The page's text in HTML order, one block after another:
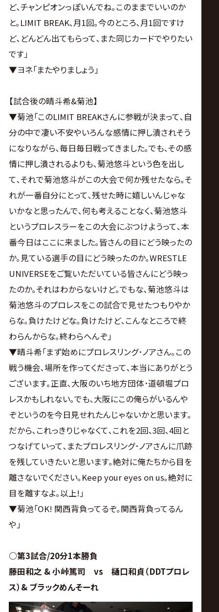
ど､チャンピオンっぽいんでね｡このままでいいのか
と｡LIMIT BREAK､月1回｡今のところ､月1回ですけ
ど､どんどん出てもらって､また同じカードでやりたい
です｣
▼ヨネ｢またやりましょう｣
【試合後の晴斗希&菊池】
▼菊池｢このLIMIT BREAKさんに参戦が決まって､自
分の中で凄い不安やいろんな感情に押し潰されそう
になりながら､毎日毎日戦ってきました｡でも､その感
情に押し潰されるよりも､菊池悠斗という色を出し
て､それで菊池悠斗がこの大会で何か残せたなら｡そ
れが一番自分にとって､残せた時に嬉しいんじゃな
いかなと思ったんで､何も考えることなく､菊池悠斗
というプロレスラーをこの大会にぶつけようって､本
番今日はここに来ました｡皆さんの目にどう映ったの
か｡見ている選手の目にどう映ったのか｡WRESTLE
UNIVERSEをご覧いただいている皆さんにどう映っ
たのか｡それはわからないけど｡でもな､菊池悠斗は
菊池悠斗のプロレスをこの試合で見せたつもりやか
らな｡負けたけどな｡負けたけど､こんなところで終
わらんからな｡終わらへんぞ｣
▼晴斗希｢まず始めにプロレスリング･ノアさん｡この
戦う機会､場所を作ってくださって､本当にありがとう
ございます｡正直､大阪のいち地方団体･道頓堀プロ
レスかもしれない｡でも､大阪にこの俺らがいるんや
ぞというのを今日見せれたんじゃないかと思います｡
だから､これっきりじゃなくて､これを2回､3回､4回と
つなげていって､またプロレスリング･ノアさんに爪跡
を残していきたいと思います｡絶対に俺たちから目を
離さないでください｡Keep your eyes on us｡絶対に
目を離すなよ｡以上!｣
▼菊池｢OK! 関西背負ってるぞ｡関西背負ってるん
や｣
○第3試合/20分1本勝負
藤田和之 & 小峠篤司 vs 樋口和貞（DDTプロレ
ス）& ブラックめんそーれ